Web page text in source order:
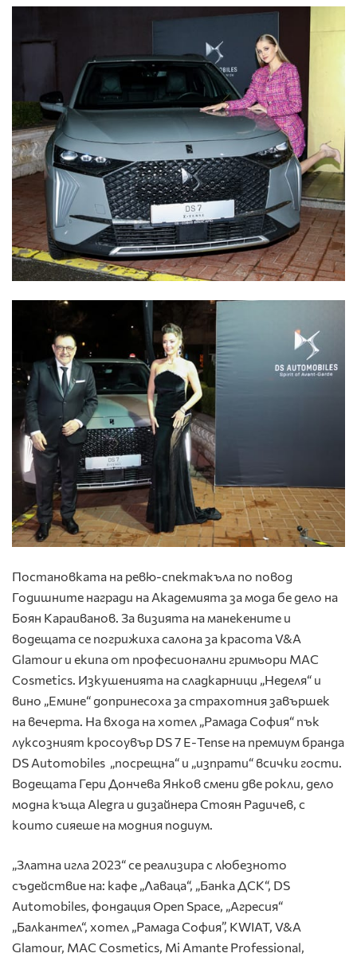
Постановката на ревю-спектакъла по повод
Годишните награди на Академията за мода бе дело на
Боян Караиванов. За визията на манекените и
водещата се погрижиха салона за красота V&A
Glamour и екипа oт професионални гримьори MAC
Cosmetics. Изкушенията на сладкарници „Неделя“ и
вино „Емине“ допринесоха за страхотния завършек
на вечерта. На входа на хотел „Рамада София“ пък
луксозният кросоувър DS 7 Е-Tense на премиум бранда
DS Automobiles „посрещна“ и „изпрати“ всички гости.
Водещата Гери Дончева Янков смени две рокли, дело
модна къща Alegra и дизайнера Стоян Радичев, с
които сияеше на модния подиум.
„Златна игла 2023“ се реализира с любезното
съдействие на: кафе „Лаваца“, „Банка ДСК“, DS
Automobiles, фондация Open Space, „Агресия“
„Балкантел“, хотел „Рамада София”, KWIAT, V&A
Glamour, MAC Cosmetics, Mi Amante Professional,